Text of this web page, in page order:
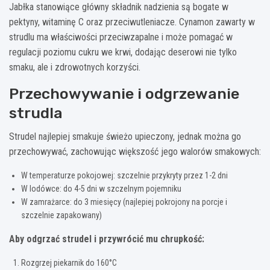
Jabłka stanowiące główny składnik nadzienia są bogate w
pektyny, witaminę C oraz przeciwutleniacze. Cynamon zawarty w
strudlu ma właściwości przeciwzapalne i może pomagać w
regulacji poziomu cukru we krwi, dodając deserowi nie tylko
smaku, ale i zdrowotnych korzyści.
Przechowywanie i odgrzewanie
strudla
Strudel najlepiej smakuje świeżo upieczony, jednak można go
przechowywać, zachowując większość jego walorów smakowych:
W temperaturze pokojowej: szczelnie przykryty przez 1-2 dni
W lodówce: do 4-5 dni w szczelnym pojemniku
W zamrażarce: do 3 miesięcy (najlepiej pokrojony na porcje i
szczelnie zapakowany)
Aby odgrzać strudel i przywrócić mu chrupkość:
Rozgrzej piekarnik do 160°C